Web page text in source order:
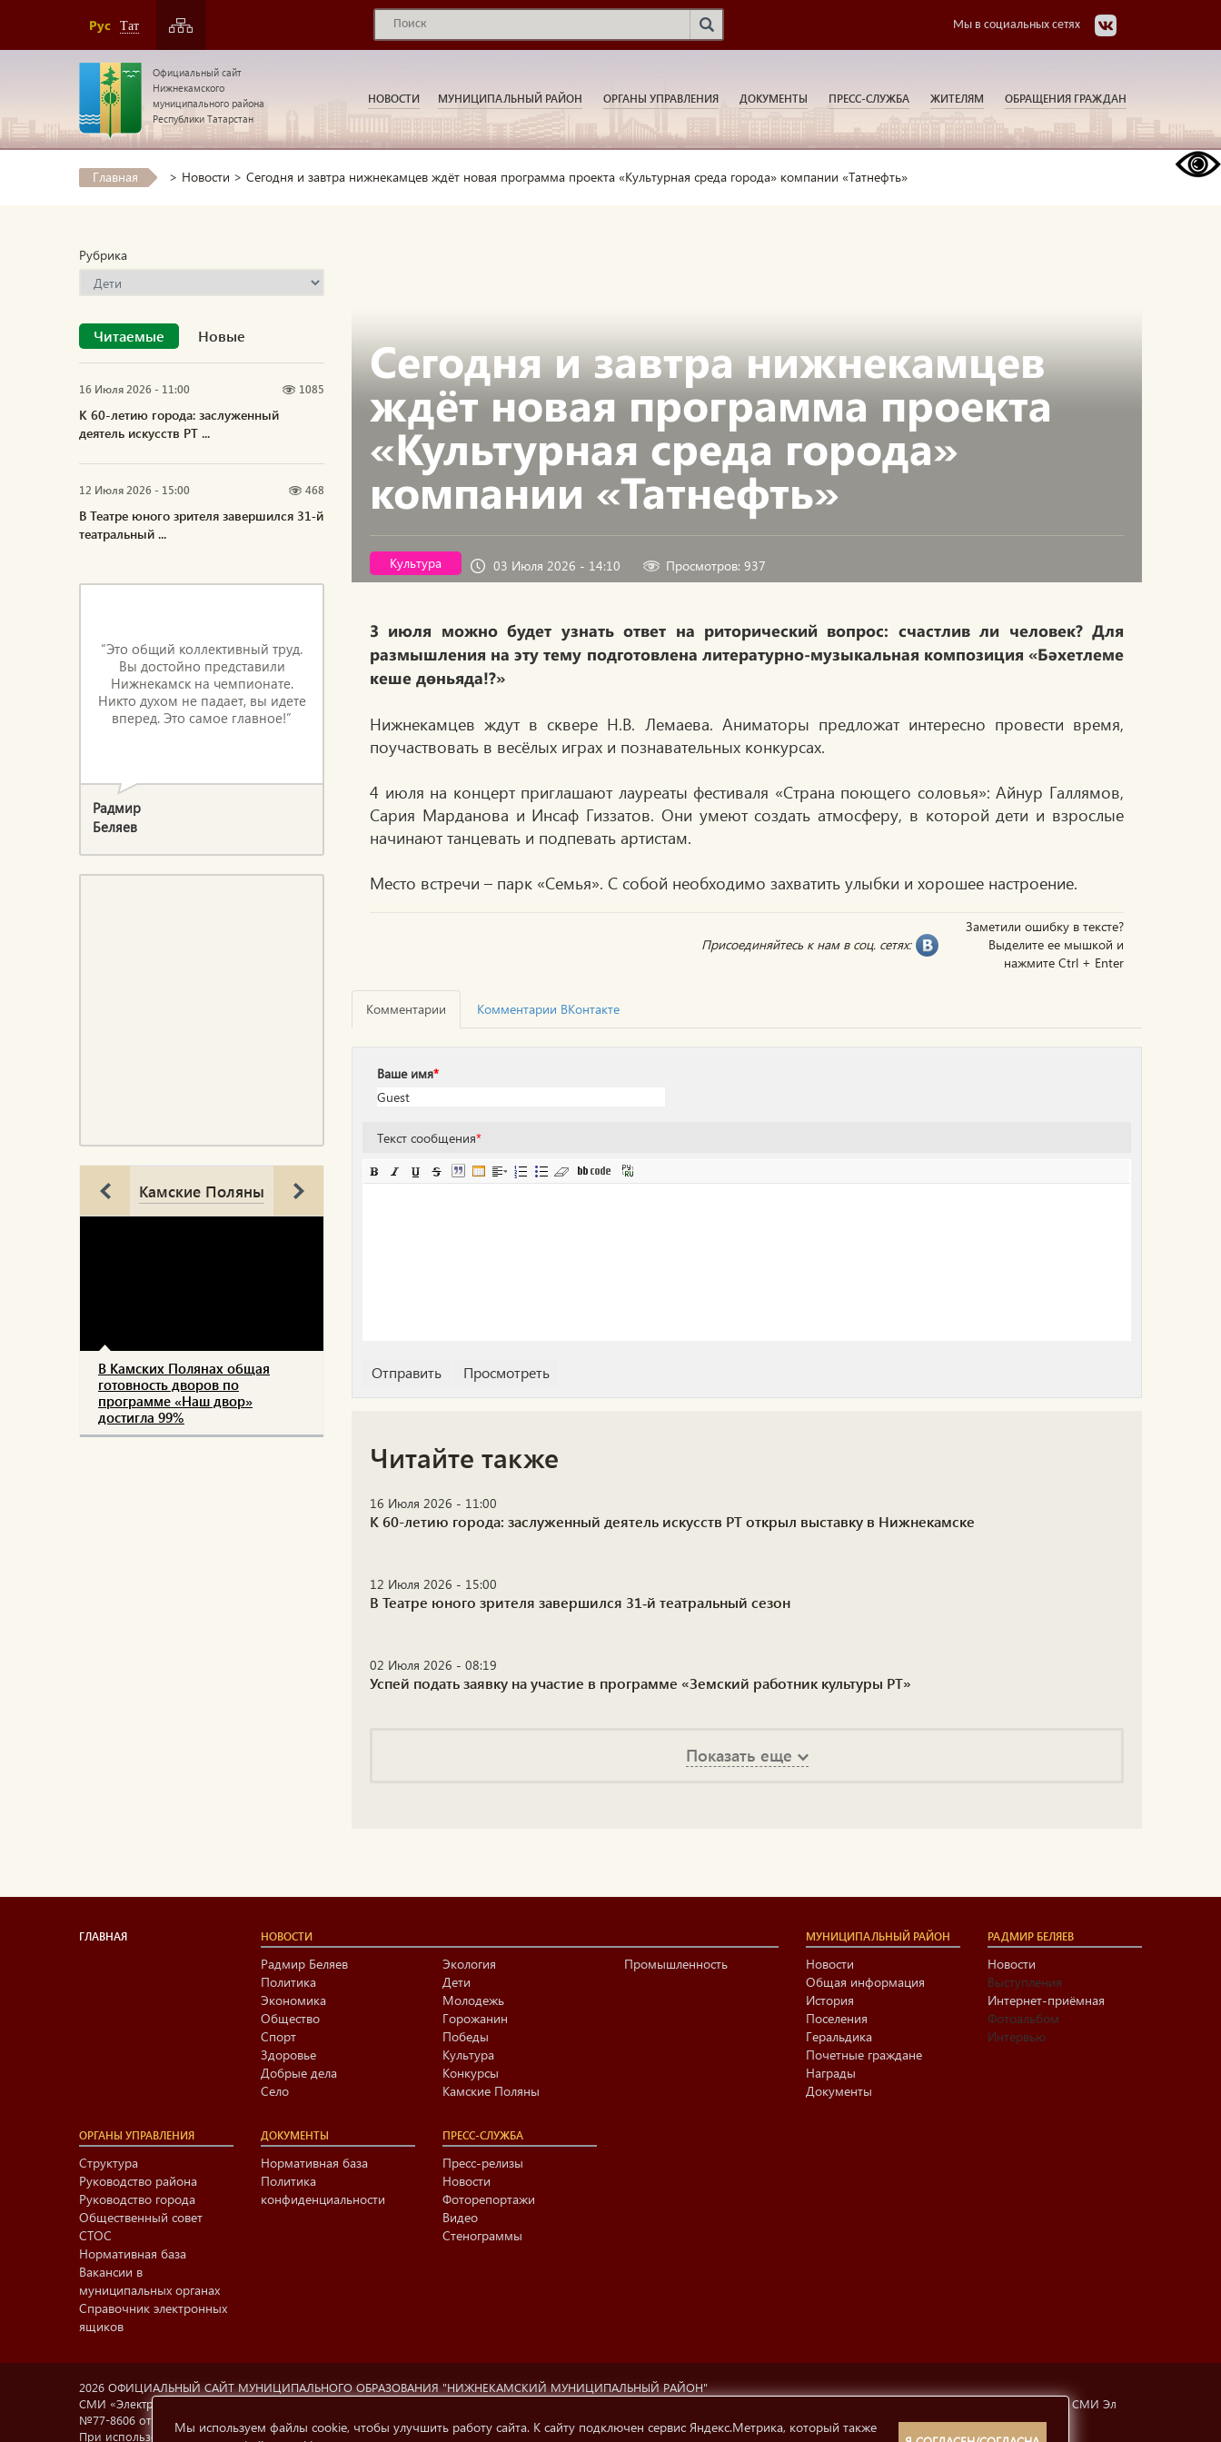
Рус Тат Мы в социальных сетях
Официальный сайт
Нижнекамского
муниципального района
Республики Татарстан
НОВОСТИ МУНИЦИПАЛЬНЫЙ РАЙОН ОРГАНЫ УПРАВЛЕНИЯ ДОКУМЕНТЫ ПРЕСС-СЛУЖБА ЖИТЕЛЯМ ОБРАЩЕНИЯ ГРАЖДАН
Главная > Новости > Сегодня и завтра нижнекамцев ждёт новая программа проекта «Культурная среда города» компании «Татнефть»
Рубрика
Читаемые Новые
16 Июля 2026 - 11:00 1085
К 60-летию города: заслуженный
деятель искусств РТ ...
12 Июля 2026 - 15:00 468
В Театре юного зрителя завершился 31‑й
театральный ...
“Это общий коллективный труд.
Вы достойно представили
Нижнекамск на чемпионате.
Никто духом не падает, вы идете
вперед. Это самое главное!”
Радмир
Беляев
Камские Поляны
В Камских Полянах общая
готовность дворов по
программе «Наш двор»
достигла 99%
Сегодня и завтра нижнекамцев
ждёт новая программа проекта
«Культурная среда города»
компании «Татнефть»
Культура 03 Июля 2026 - 14:10 Просмотров: 937
3 июля можно будет узнать ответ на риторический вопрос: счастлив ли человек? Для
размышления на эту тему подготовлена литературно-музыкальная композиция «Бәхетлеме
кеше дөньяда!?»
Нижнекамцев ждут в сквере Н.В. Лемаева. Аниматоры предложат интересно провести время,
поучаствовать в весёлых играх и познавательных конкурсах.
4 июля на концерт приглашают лауреаты фестиваля «Страна поющего соловья»: Айнур Галлямов,
Сария Марданова и Инсаф Гиззатов. Они умеют создать атмосферу, в которой дети и взрослые
начинают танцевать и подпевать артистам.
Место встречи – парк «Семья». С собой необходимо захватить улыбки и хорошее настроение.
Заметили ошибку в тексте?
Выделите ее мышкой и
нажмите Ctrl + Enter
Присоединяйтесь к нам в соц. сетях:
Комментарии Комментарии ВКонтакте
Ваше имя*
Текст сообщения*
Читайте также
16 Июля 2026 - 11:00
К 60-летию города: заслуженный деятель искусств РТ открыл выставку в Нижнекамске
12 Июля 2026 - 15:00
В Театре юного зрителя завершился 31‑й театральный сезон
02 Июля 2026 - 08:19
Успей подать заявку на участие в программе «Земский работник культуры РТ»
Показать еще
ГЛАВНАЯ НОВОСТИ
Радмир Беляев
Политика
Экономика
Общество
Спорт
Здоровье
Добрые дела
Село
Экология
Дети
Молодежь
Горожанин
Победы
Культура
Конкурсы
Камские Поляны
Промышленность
МУНИЦИПАЛЬНЫЙ РАЙОН
Новости
Общая информация
История
Поселения
Геральдика
Почетные граждане
Награды
Документы
РАДМИР БЕЛЯЕВ
Новости
Выступления
Интернет-приёмная
Фотоальбом
Интервью
ОРГАНЫ УПРАВЛЕНИЯ
Структура
Руководство района
Руководство города
Общественный совет
СТОС
Нормативная база
Вакансии в
муниципальных органах
Справочник электронных
ящиков
ДОКУМЕНТЫ
Нормативная база
Политика
конфиденциальности
ПРЕСС-СЛУЖБА
Пресс-релизы
Новости
Фоторепортажи
Видео
Стенограммы
2026 ОФИЦИАЛЬНЫЙ САЙТ МУНИЦИПАЛЬНОГО ОБРАЗОВАНИЯ "НИЖНЕКАМСКИЙ МУНИЦИПАЛЬНЫЙ РАЙОН"
СМИ «Электронный Нижнекамск», учредитель МАУ «Информационный центр г. Нижнекамска» (423570 РФ, РТ, г.Нижнекамск, ул. Ахтубинская, 6а). Свидетельство о регистрации СМИ Эл
№77-8606 от 12.02.2004, Министерство РФ по делам печати, телерадиовещания и СМК.
При использовании материалов с сайта e-nkama.ruссылка на источник информации обязательна.Условия использования информации12+
Мы используем файлы cookie, чтобы улучшить работу сайта. К сайту подключен сервис Яндекс.Метрика, который также